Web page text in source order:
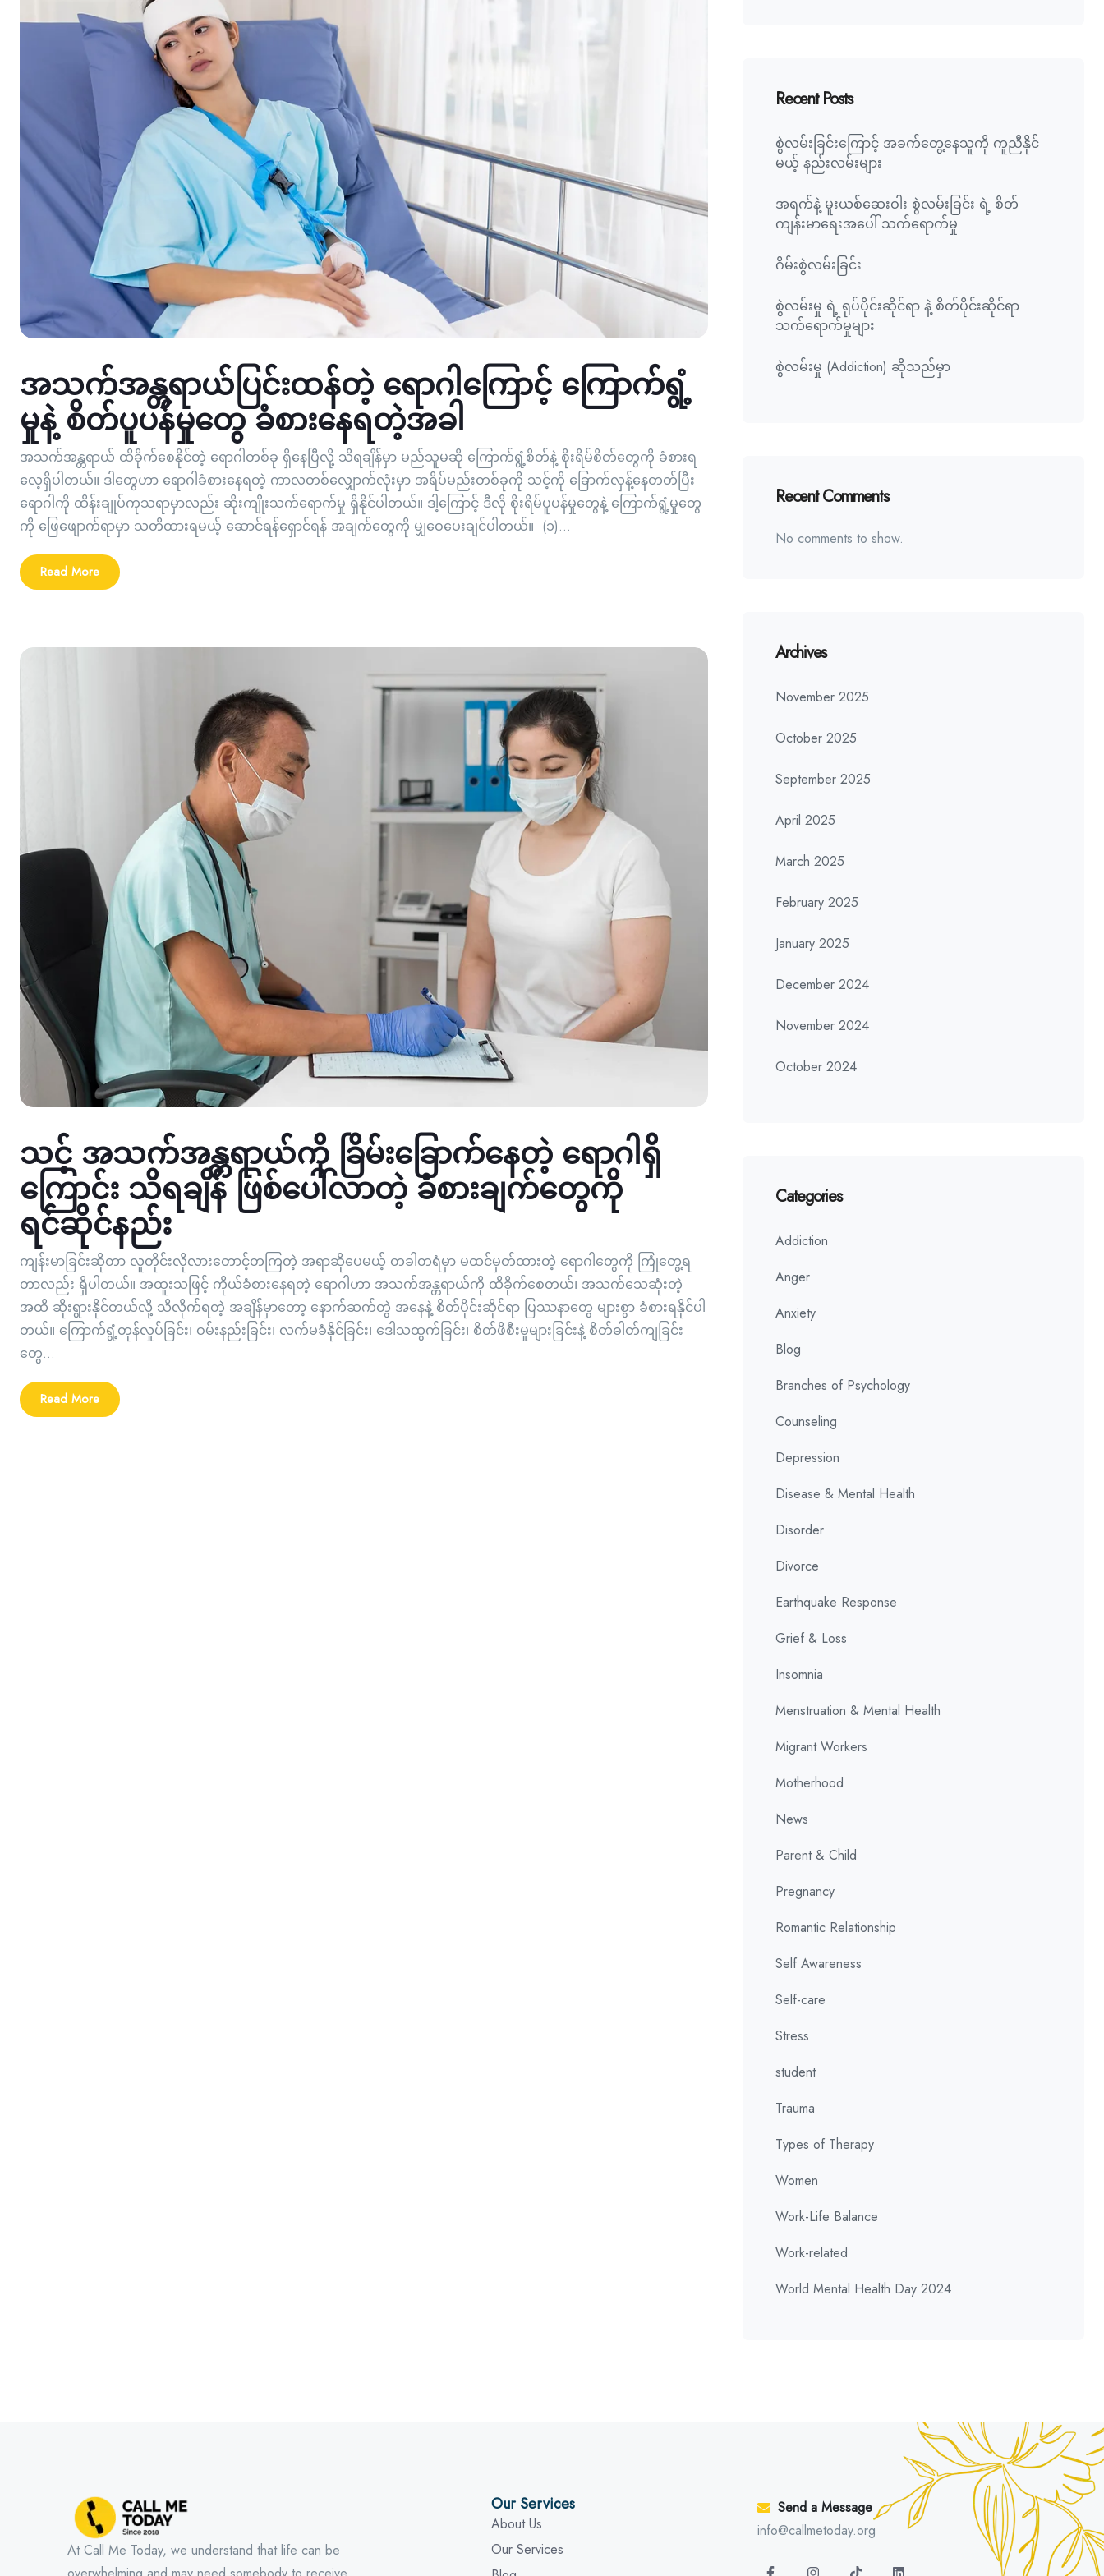
အသက်အန္တရာယ်ပြင်းထန်တဲ့ ရောဂါကြောင့် ကြောက်ရွံ့
မှုနဲ့ စိတ်ပူပန်မှုတွေ ခံစားနေရတဲ့အခါ
အသက်အန္တရာယ် ထိခိုက်စေနိုင်တဲ့ ရောဂါတစ်ခု ရှိနေပြီလို့ သိရချိန်မှာ မည်သူမဆို ကြောက်ရွံ့စိတ်နဲ့ စိုးရိမ်စိတ်တွေကို ခံစားရ
လေ့ရှိပါတယ်။ ဒါတွေဟာ ရောဂါခံစားနေရတဲ့ ကာလတစ်လျှောက်လုံးမှာ အရိပ်မည်းတစ်ခုကို သင့်ကို ခြောက်လှန့်နေတတ်ပြီး
ရောဂါကို ထိန်းချုပ်ကုသရာမှာလည်း ဆိုးကျိုးသက်ရောက်မှု ရှိနိုင်ပါတယ်။ ဒါ့ကြောင့် ဒီလို စိုးရိမ်ပူပန်မှုတွေနဲ့ ကြောက်ရွံ့မှုတွေ
ကို ဖြေဖျောက်ရာမှာ သတိထားရမယ့် ဆောင်ရန်ရှောင်ရန် အချက်တွေကို မျှဝေပေးချင်ပါတယ်။ (၁)...
Read More
သင့် အသက်အန္တရာယ်ကို ခြိမ်းခြောက်နေတဲ့ ရောဂါရှိ
ကြောင်း သိရချိန် ဖြစ်ပေါ်လာတဲ့ ခံစားချက်တွေကို
ရင်ဆိုင်နည်း
ကျန်းမာခြင်းဆိုတာ လူတိုင်းလိုလားတောင့်တကြတဲ့ အရာဆိုပေမယ့် တခါတရံမှာ မထင်မှတ်ထားတဲ့ ရောဂါတွေကို ကြုံတွေ့ရ
တာလည်း ရှိပါတယ်။ အထူးသဖြင့် ကိုယ်ခံစားနေရတဲ့ ရောဂါဟာ အသက်အန္တရာယ်ကို ထိခိုက်စေတယ်၊ အသက်သေဆုံးတဲ့
အထိ ဆိုးရွားနိုင်တယ်လို့ သိလိုက်ရတဲ့ အချိန်မှာတော့ နောက်ဆက်တွဲ အနေနဲ့ စိတ်ပိုင်းဆိုင်ရာ ပြဿနာတွေ များစွာ ခံစားရနိုင်ပါ
တယ်။ ကြောက်ရွံ့တုန်လှုပ်ခြင်း၊ ဝမ်းနည်းခြင်း၊ လက်မခံနိုင်ခြင်း၊ ဒေါသထွက်ခြင်း၊ စိတ်ဖိစီးမှုများခြင်းနဲ့ စိတ်ဓါတ်ကျခြင်း
တွေ...
Read More
Recent Posts
စွဲလမ်းခြင်းကြောင့် အခက်တွေ့နေသူကို ကူညီနိုင်
မယ့် နည်းလမ်းများ
အရက်နဲ့ မူးယစ်ဆေးဝါး စွဲလမ်းခြင်း ရဲ့ စိတ်
ကျန်းမာရေးအပေါ် သက်ရောက်မှု
ဂိမ်းစွဲလမ်းခြင်း
စွဲလမ်းမှု ရဲ့ ရုပ်ပိုင်းဆိုင်ရာ နဲ့ စိတ်ပိုင်းဆိုင်ရာ
သက်ရောက်မှုများ
စွဲလမ်းမှု (Addiction) ဆိုသည်မှာ
Recent Comments
No comments to show.
Archives
November 2025
October 2025
September 2025
April 2025
March 2025
February 2025
January 2025
December 2024
November 2024
October 2024
Categories
Addiction
Anger
Anxiety
Blog
Branches of Psychology
Counseling
Depression
Disease & Mental Health
Disorder
Divorce
Earthquake Response
Grief & Loss
Insomnia
Menstruation & Mental Health
Migrant Workers
Motherhood
News
Parent & Child
Pregnancy
Romantic Relationship
Self Awareness
Self-care
Stress
student
Trauma
Types of Therapy
Women
Work-Life Balance
Work-related
World Mental Health Day 2024
At Call Me Today, we understand that life can be
Our Services
About Us
Our Services
Send a Message
info@callmetoday.org